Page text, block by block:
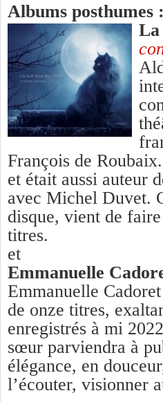
Albums posthumes :
La
François de
et était aussi auteur
avec Michel Duvet.
disque, vient de
titres.
et
Emmanuelle
Emmanuelle
de onze titres,
enregistrés à mi
sœur parviendra à
élégance, en
l’écouter, visionner